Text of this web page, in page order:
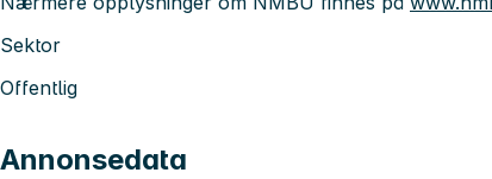
Sektor
Offentlig
Annonsedata